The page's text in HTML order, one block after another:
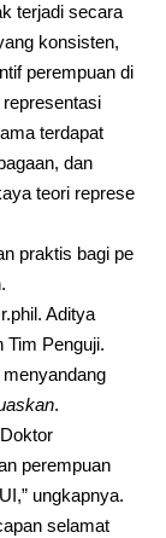
terjadi secara
konsisten,
perempuan di
terdapat
dan
teori represe
praktis bagi pe
Aditya
Tim Penguji.
.
perempuan
ungkapnya.
selamat